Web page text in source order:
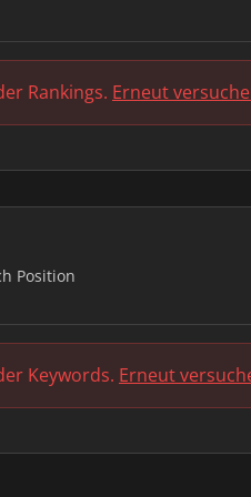
Rankings. Erneut
Position
Keywords. Erneut